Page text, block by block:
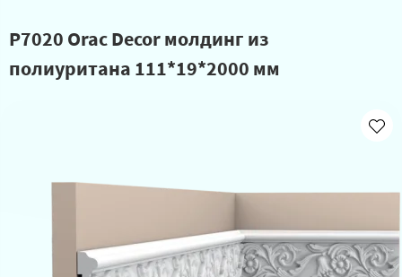
P7020 Orac Decor молдинг из
полиуритана 111*19*2000 мм